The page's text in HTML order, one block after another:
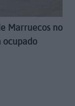
Marruecos no
ocupado